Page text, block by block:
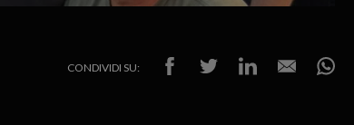
CONDIVIDI SU: